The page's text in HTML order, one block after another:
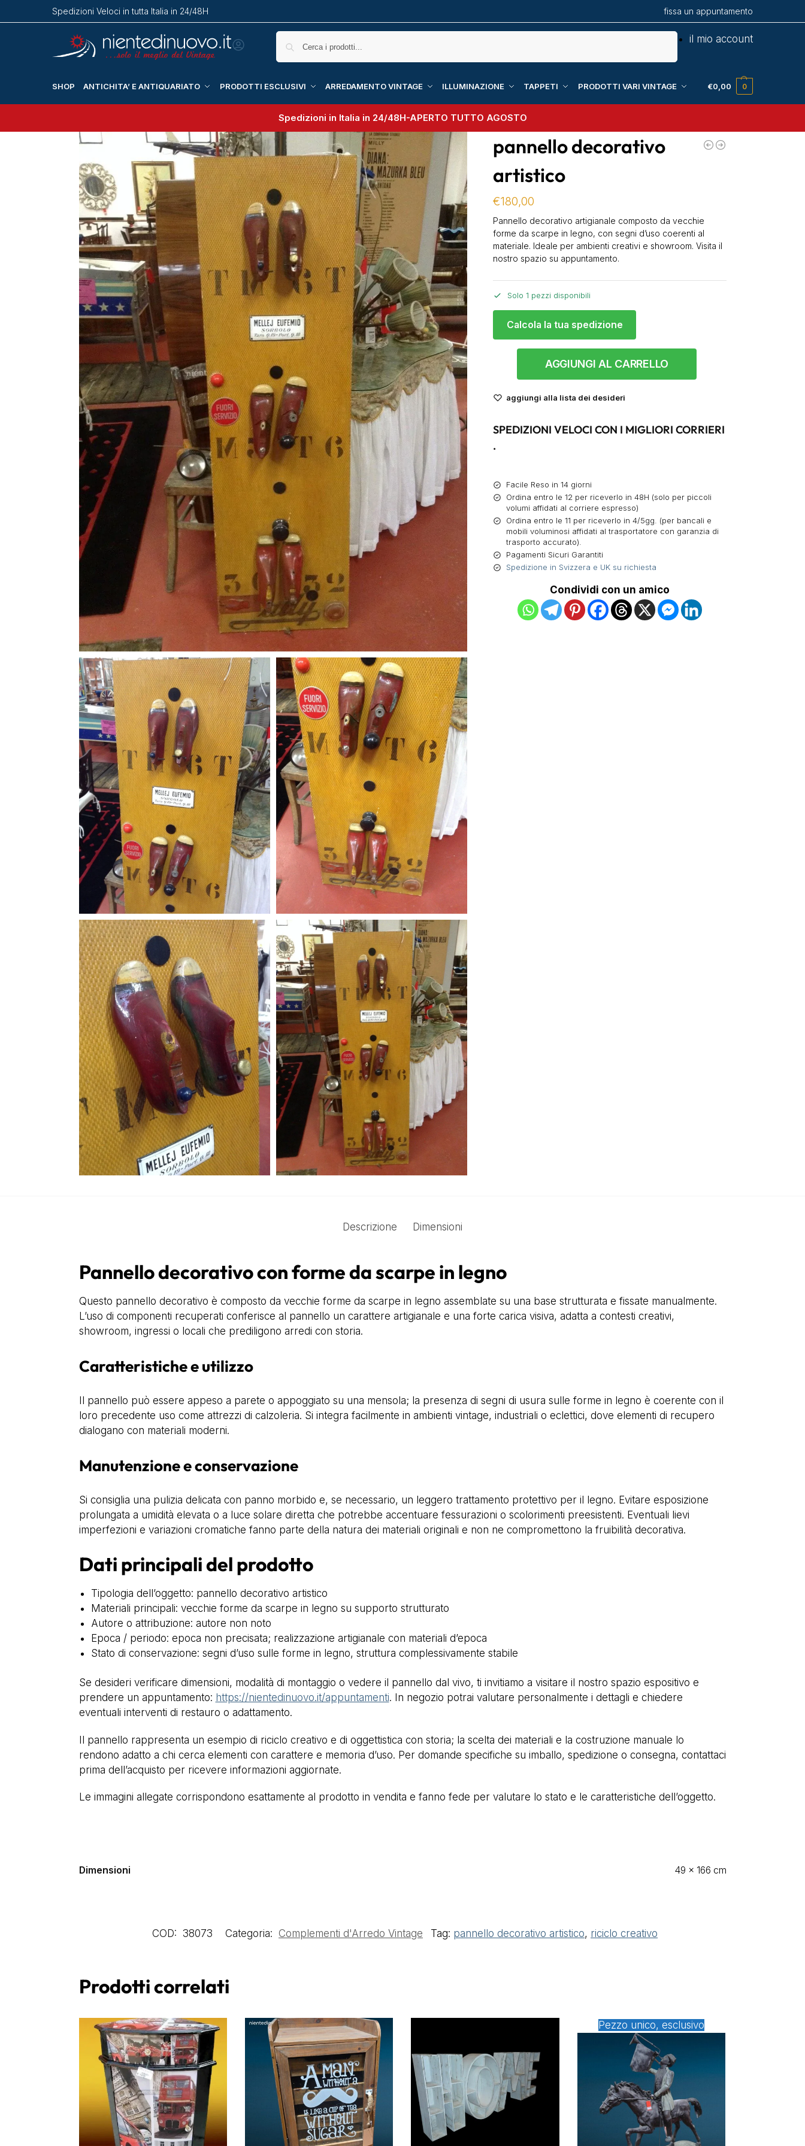
Spedizioni Veloci in tutta Italia in 24/48H fissa un appuntamento
il mio account
SHOP ANTICHITA’ E ANTIQUARIATO PRODOTTI ESCLUSIVI ARREDAMENTO VINTAGE ILLUMINAZIONE TAPPETI PRODOTTI VARI VINTAGE €0,00 0
Spedizioni in Italia in 24/48H-APERTO TUTTO AGOSTO
pannello decorativo
artistico
€180,00
Pannello decorativo artigianale composto da vecchie
forme da scarpe in legno, con segni d’uso coerenti al
materiale. Ideale per ambienti creativi e showroom. Visita il
nostro spazio su appuntamento.
Solo 1 pezzi disponibili
Calcola la tua spedizione
AGGIUNGI AL CARRELLO
aggiungi alla lista dei desideri
SPEDIZIONI VELOCI CON I MIGLIORI CORRIERI
.
Facile Reso in 14 giorni
Ordina entro le 12 per riceverlo in 48H (solo per piccoli
volumi affidati al corriere espresso)
Ordina entro le 11 per riceverlo in 4/5gg. (per bancali e
mobili voluminosi affidati al trasportatore con garanzia di
trasporto accurato).
Pagamenti Sicuri Garantiti
Spedizione in Svizzera e UK su richiesta
Condividi con un amico
Descrizione Dimensioni
Pannello decorativo con forme da scarpe in legno
Questo pannello decorativo è composto da vecchie forme da scarpe in legno assemblate su una base strutturata e fissate manualmente.
L’uso di componenti recuperati conferisce al pannello un carattere artigianale e una forte carica visiva, adatta a contesti creativi,
showroom, ingressi o locali che prediligono arredi con storia.
Caratteristiche e utilizzo
Il pannello può essere appeso a parete o appoggiato su una mensola; la presenza di segni di usura sulle forme in legno è coerente con il
loro precedente uso come attrezzi di calzoleria. Si integra facilmente in ambienti vintage, industriali o eclettici, dove elementi di recupero
dialogano con materiali moderni.
Manutenzione e conservazione
Si consiglia una pulizia delicata con panno morbido e, se necessario, un leggero trattamento protettivo per il legno. Evitare esposizione
prolungata a umidità elevata o a luce solare diretta che potrebbe accentuare fessurazioni o scolorimenti preesistenti. Eventuali lievi
imperfezioni e variazioni cromatiche fanno parte della natura dei materiali originali e non ne compromettono la fruibilità decorativa.
Dati principali del prodotto
Tipologia dell’oggetto: pannello decorativo artistico
Materiali principali: vecchie forme da scarpe in legno su supporto strutturato
Autore o attribuzione: autore non noto
Epoca / periodo: epoca non precisata; realizzazione artigianale con materiali d’epoca
Stato di conservazione: segni d’uso sulle forme in legno, struttura complessivamente stabile
Se desideri verificare dimensioni, modalità di montaggio o vedere il pannello dal vivo, ti invitiamo a visitare il nostro spazio espositivo e
prendere un appuntamento: https://nientedinuovo.it/appuntamenti. In negozio potrai valutare personalmente i dettagli e chiedere
eventuali interventi di restauro o adattamento.
Il pannello rappresenta un esempio di riciclo creativo e di oggettistica con storia; la scelta dei materiali e la costruzione manuale lo
rendono adatto a chi cerca elementi con carattere e memoria d’uso. Per domande specifiche su imballo, spedizione o consegna, contattaci
prima dell’acquisto per ricevere informazioni aggiornate.
Le immagini allegate corrispondono esattamente al prodotto in vendita e fanno fede per valutare lo stato e le caratteristiche dell’oggetto.
Dimensioni 49 × 166 cm
COD: 38073 Categoria: Complementi d'Arredo Vintage Tag: pannello decorativo artistico, riciclo creativo
Prodotti correlati
Pezzo unico, esclusivo